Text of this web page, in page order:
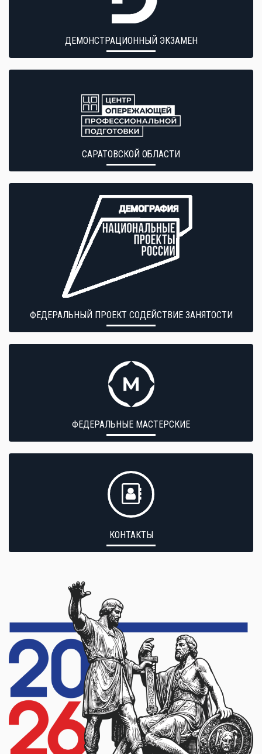
ДЕМОНСТРАЦИОННЫЙ ЭКЗАМЕН
САРАТОВСКОЙ ОБЛАСТИ
ФЕДЕРАЛЬНЫЙ ПРОЕКТ СОДЕЙСТВИЕ ЗАНЯТОСТИ
ФЕДЕРАЛЬНЫЕ МАСТЕРСКИЕ
КОНТАКТЫ